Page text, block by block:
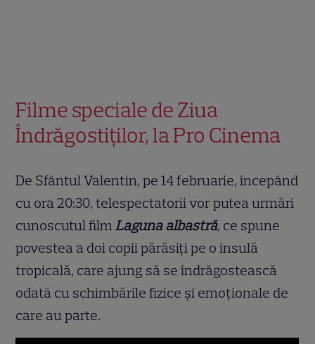
Filme speciale de Ziua
Îndrăgostiților, la Pro Cinema
De Sfântul Valentin, pe 14 februarie, începând
cu ora 20:30, telespectatorii vor putea urmări
cunoscutul filmLaguna albastră, ce spune
povestea a doi copii părăsiți pe o insulă
tropicală, care ajung să se îndrăgostească
odată cu schimbările fizice și emoționale de
care au parte.